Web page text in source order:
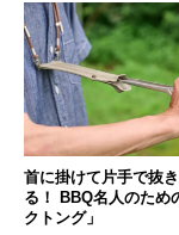
首に掛けて片手で抜
る！ BBQ名人のため
クトング」